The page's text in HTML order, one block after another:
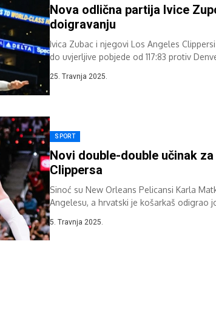
Nova odlična partija Ivice
doigravanju
Ivica Zubac i njegovi Los Angeles
do uvjerljive pobjede od 117:83 protiv
25. Travnja 2025.
SPORT
Novi double-double učinak
Clippersa
Sinoć su New Orleans Pelicansi Karla
Angelesu, a hrvatski je košarkaš odigrao
5. Travnja 2025.